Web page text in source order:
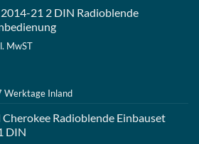
21 2 DIN Radioblende
MwST
Werktage Inland
Cherokee Radioblende Einbauset
DIN